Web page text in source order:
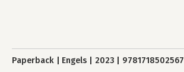
Paperback Engels 2023 9781718502567